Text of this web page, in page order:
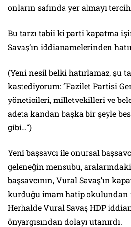
onların safında yer almayı
Bu tarzı tabii ki parti kapatma
Savaş’ın iddianamelerinden
(Yeni nesil belki hatırlamaz, şu
kastediyorum: “Fazilet Partisi
yöneticileri, milletvekilleri ve
adeta kandan başka bir şeyle
gibi…”)
Yeni başsavcı ile onursal
geleneğin mensubu,
başsavcının, Vural Savaş’ın
kurduğu imam hatip okulundan
Herhalde Vural Savaş HDP
önyargısından dolayı utanırdı.